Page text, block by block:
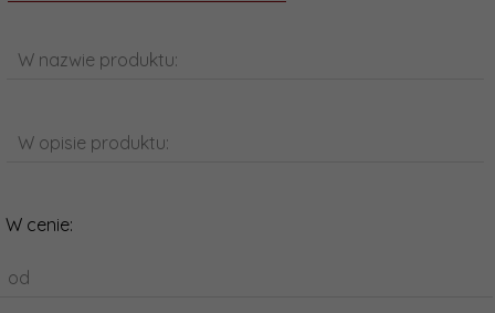
W nazwie produktu:
W opisie produktu:
W cenie:
od